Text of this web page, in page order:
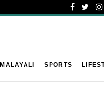
SPORTS